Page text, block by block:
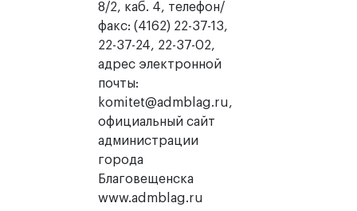
8/2, каб. 4, телефон/
факс: (4162) 22-37-13,
22-37-24, 22-37-02,
адрес электронной
почты:
komitet@admblag.ru,
официальный сайт
администрации
города
Благовещенска
www.admblag.ru